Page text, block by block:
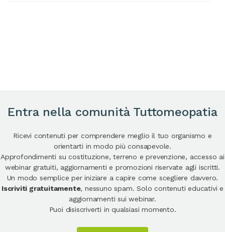
Entra nella comunità Tuttomeopatia
Ricevi contenuti per comprendere meglio il tuo organismo e
orientarti in modo più consapevole.
Approfondimenti su costituzione, terreno e prevenzione, accesso ai
webinar gratuiti, aggiornamenti e promozioni riservate agli iscritti.
Un modo semplice per iniziare a capire come scegliere davvero.
Iscriviti gratuitamente, nessuno spam. Solo contenuti educativi e
aggiornamenti sui webinar.
Puoi disiscriverti in qualsiasi momento.